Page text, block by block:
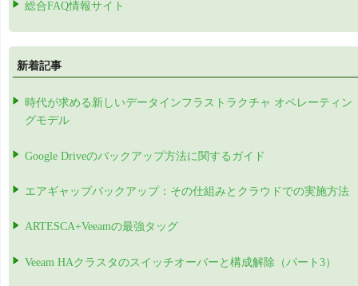
総合FAQ情報サイト
新着記事
時代が求める新しいデータインフラストラクチャ オペレーティン
グモデル
Google Driveのバックアップ方法に関するガイド
エアギャップバックアップ：その仕組みとクラウドでの実施方法
ARTESCA+Veeamの最強タッグ
Veeam HAクラスタのスイッチオーバーと構成解除（パート3）